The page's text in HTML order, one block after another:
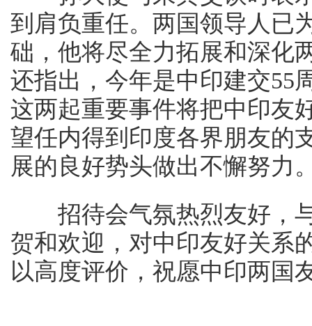
到肩负重任。两国领导人已
础，他将尽全力拓展和深化
还指出，今年是中印建交55
这两起重要事件将把中印友
望任内得到印度各界朋友的
展的良好势头做出不懈努力
招待会气氛热烈友好，与
贺和欢迎，对中印友好关系
以高度评价，祝愿中印两国